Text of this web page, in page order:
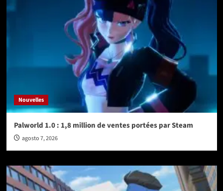
Nouvelles
Palworld 1.0 : 1,8 million de ventes portées par Steam
agosto 7, 2026